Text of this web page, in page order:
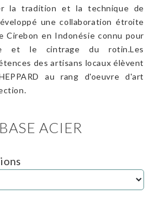
la tradition et la technique de
une collaboration étroite
Cirebon en Indonésie connu pour
et le cintrage du rotin.Les
des artisans locaux élèvent
au rang d'oeuvre d'art
ACIER